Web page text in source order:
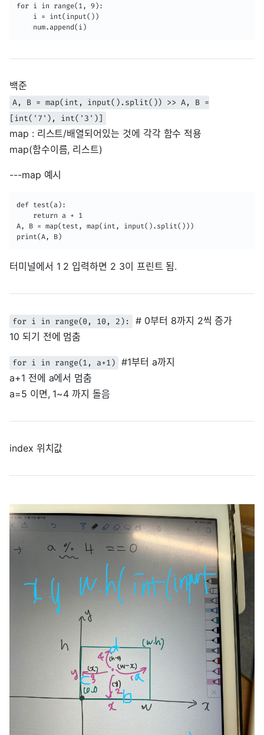
for i in range(1, 9):
    i = int(input())
    num.append(i)
백준
A, B = map(int, input().split()) >> A, B =
[int('7'), int('3')]
map : 리스트/배열되어있는 것에 각각 함수 적용
map(함수이름, 리스트)
---map 예시
def test(a):
    return a + 1
A, B = map(test, map(int, input().split()))
print(A, B)
터미널에서 1 2 입력하면 2 3이 프린트 됨.
for i in range(0, 10, 2):
# 0부터 8까지 2씩 증가
10 되기 전에 멈춤
for i in range(1, a+1)
#1부터 a까지
a+1 전에 a에서 멈춤
a=5 이면, 1~4 까지 돌음
index 위치값